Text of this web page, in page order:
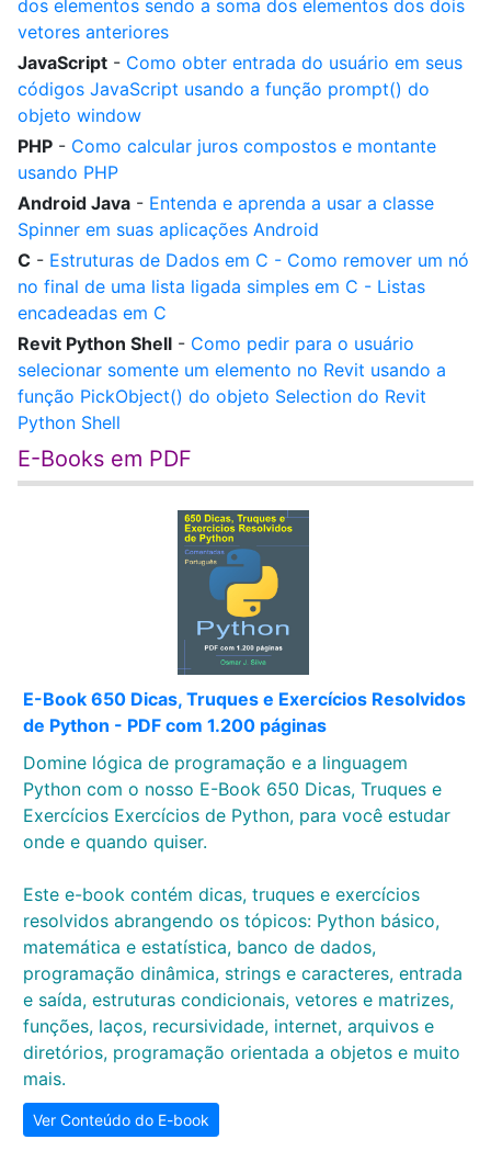
dos elementos sendo a soma dos elementos dos dois
vetores anteriores
JavaScript - Como obter entrada do usuário em seus
códigos JavaScript usando a função prompt() do
objeto window
PHP - Como calcular juros compostos e montante
usando PHP
Android Java - Entenda e aprenda a usar a classe
Spinner em suas aplicações Android
C - Estruturas de Dados em C - Como remover um nó
no final de uma lista ligada simples em C - Listas
encadeadas em C
Revit Python Shell - Como pedir para o usuário
selecionar somente um elemento no Revit usando a
função PickObject() do objeto Selection do Revit
Python Shell
E-Books em PDF
E-Book 650 Dicas, Truques e Exercícios Resolvidos
de Python - PDF com 1.200 páginas
Domine lógica de programação e a linguagem
Python com o nosso E-Book 650 Dicas, Truques e
Exercícios Exercícios de Python, para você estudar
onde e quando quiser.
Este e-book contém dicas, truques e exercícios
resolvidos abrangendo os tópicos: Python básico,
matemática e estatística, banco de dados,
programação dinâmica, strings e caracteres, entrada
e saída, estruturas condicionais, vetores e matrizes,
funções, laços, recursividade, internet, arquivos e
diretórios, programação orientada a objetos e muito
mais.
Ver Conteúdo do E-book